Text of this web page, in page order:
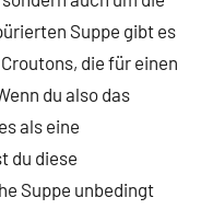
Suppe gibt es
die für einen
du also das
als eine
du diese
Suppe unbedingt